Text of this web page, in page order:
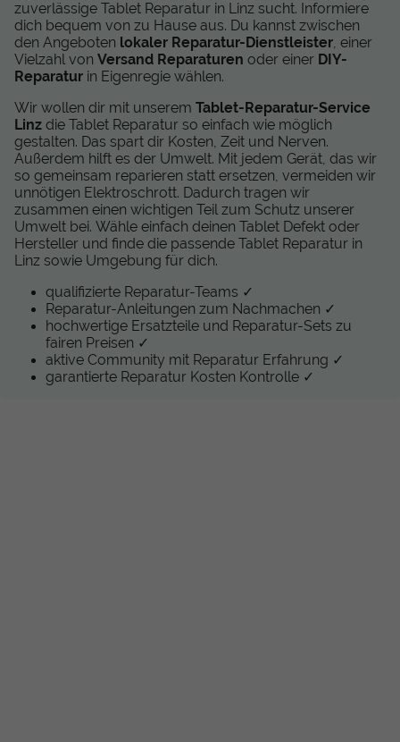
zuverlässige Tablet Reparatur in Linz sucht. Informiere
dich bequem von zu Hause aus. Du kannst zwischen
den Angeboten lokaler Reparatur-Dienstleister , einer
Vielzahl von Versand Reparaturen oder einer DIY-
Reparatur in Eigenregie wählen.
Wir wollen dir mit unserem Tablet-Reparatur-Service
Linz die Tablet Reparatur so einfach wie möglich
gestalten. Das spart dir Kosten, Zeit und Nerven.
Außerdem hilft es der Umwelt. Mit jedem Gerät, das wir
so gemeinsam reparieren statt ersetzen, vermeiden wir
unnötigen Elektroschrott. Dadurch tragen wir
zusammen einen wichtigen Teil zum Schutz unserer
Umwelt bei. Wähle einfach deinen Tablet Defekt oder
Hersteller und finde die passende Tablet Reparatur in
Linz sowie Umgebung für dich.
qualifizierte Reparatur-Teams ✓
Reparatur-Anleitungen zum Nachmachen ✓
hochwertige Ersatzteile und Reparatur-Sets zu
fairen Preisen ✓
aktive Community mit Reparatur Erfahrung ✓
garantierte Reparatur Kosten Kontrolle ✓